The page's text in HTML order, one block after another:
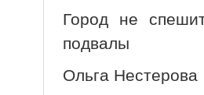
Город не
подвалы
Ольга Нестерова